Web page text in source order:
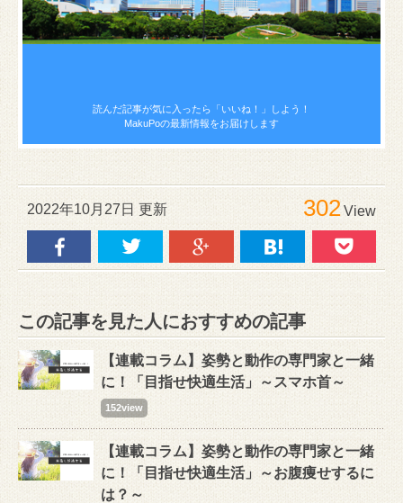
読んだ記事が気に入ったら 「いいね！」しよう！
MakuPoの最新情報をお届けします
2022年10月27日 更新 302View
この記事を見た人におすすめの記事
【連載コラム】姿勢と動作の専門家と一緒
に！「目指せ快適生活」～スマホ首～
152view
【連載コラム】姿勢と動作の専門家と一緒
に！「目指せ快適生活」～お腹痩せするに
は？～